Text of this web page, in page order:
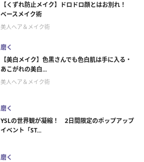
【くずれ防止メイク】ドロドロ顔とはお別れ！
ベースメイク術
美人ヘア＆メイク術
磨く
【美白メイク】色黒さんでも色白肌は手に入る・ ︎
あこがれの美白...
美人ヘア＆メイク術
磨く
YSLの世界観が凝縮！ 2日間限定のポップアップ
イベント「ST...
磨く